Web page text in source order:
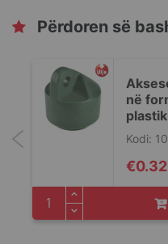
Përdoren së
në
Special
Price
€0.32
Kodi: